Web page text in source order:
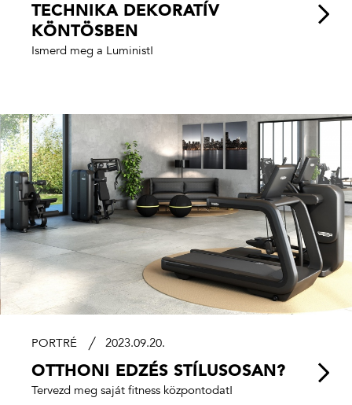
TECHNIKA DEKORATÍV
KÖNTÖSBEN
Ismerd meg a Luminist!
PORTRÉ 2023.09.20.
OTTHONI EDZÉS STÍLUSOSAN?
Tervezd meg saját fitness központodat!